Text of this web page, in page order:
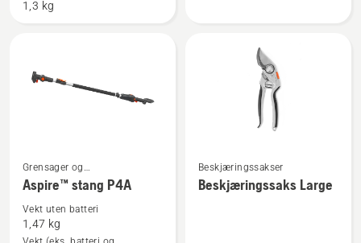
1,3 kg
Se
flere
detaljer
om
Grensager og
beskjæringssakser
Aspire™ stang P4A
Vekt uten batteri
1,47 kg
Se
flere
Beskjæringssakser
Beskjæringssaks Large